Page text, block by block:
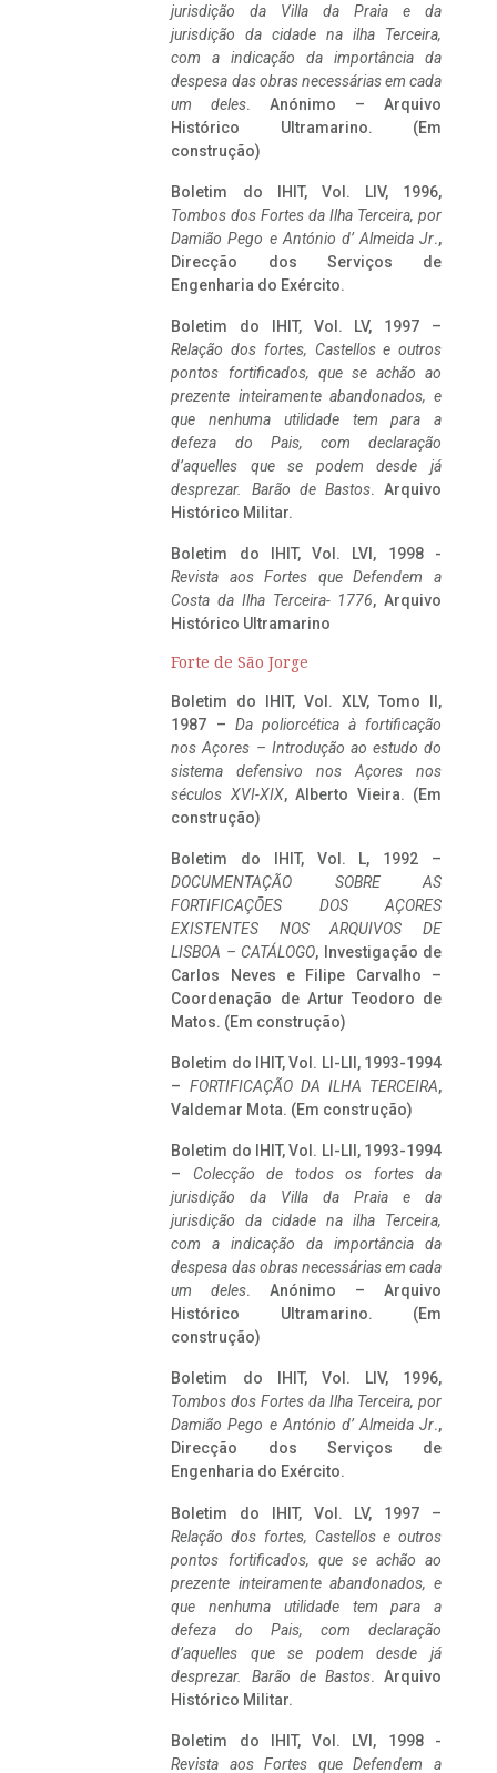
jurisdição da Villa da Praia e da
jurisdição da cidade na ilha Terceira,
com a indicação da importância da
despesa das obras necessárias em cada
um deles. Anónimo – Arquivo
Histórico Ultramarino. (Em
construção)
Boletim do IHIT, Vol. LIV, 1996,
Tombos dos Fortes da Ilha Terceira, por
Damião Pego e António d’ Almeida Jr.,
Direcção dos Serviços de
Engenharia do Exército.
Boletim do IHIT, Vol. LV, 1997 –
Relação dos fortes, Castellos e outros
pontos fortificados, que se achão ao
prezente inteiramente abandonados, e
que nenhuma utilidade tem para a
defeza do Pais, com declaração
d’aquelles que se podem desde já
desprezar. Barão de Bastos. Arquivo
Histórico Militar.
Boletim do IHIT, Vol. LVI, 1998 -
Revista aos Fortes que Defendem a
Costa da Ilha Terceira- 1776, Arquivo
Histórico Ultramarino
Forte de São Jorge
Boletim do IHIT, Vol. XLV, Tomo II,
1987 – Da poliorcética à fortificação
nos Açores – Introdução ao estudo do
sistema defensivo nos Açores nos
séculos XVI-XIX, Alberto Vieira. (Em
construção)
Boletim do IHIT, Vol. L, 1992 –
DOCUMENTAÇÃO SOBRE AS
FORTIFICAÇÕES DOS AÇORES
EXISTENTES NOS ARQUIVOS DE
LISBOA – CATÁLOGO, Investigação de
Carlos Neves e Filipe Carvalho –
Coordenação de Artur Teodoro de
Matos. (Em construção)
Boletim do IHIT, Vol. LI-LII, 1993-1994
– FORTIFICAÇÃO DA ILHA TERCEIRA,
Valdemar Mota. (Em construção)
Boletim do IHIT, Vol. LI-LII, 1993-1994
– Colecção de todos os fortes da
jurisdição da Villa da Praia e da
jurisdição da cidade na ilha Terceira,
com a indicação da importância da
despesa das obras necessárias em cada
um deles. Anónimo – Arquivo
Histórico Ultramarino. (Em
construção)
Boletim do IHIT, Vol. LIV, 1996,
Tombos dos Fortes da Ilha Terceira, por
Damião Pego e António d’ Almeida Jr.,
Direcção dos Serviços de
Engenharia do Exército.
Boletim do IHIT, Vol. LV, 1997 –
Relação dos fortes, Castellos e outros
pontos fortificados, que se achão ao
prezente inteiramente abandonados, e
que nenhuma utilidade tem para a
defeza do Pais, com declaração
d’aquelles que se podem desde já
desprezar. Barão de Bastos. Arquivo
Histórico Militar.
Boletim do IHIT, Vol. LVI, 1998 -
Revista aos Fortes que Defendem a